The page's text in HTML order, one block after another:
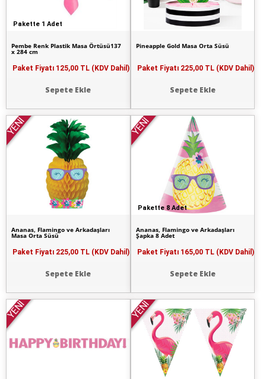
Pakette 1 Adet
Pembe Renk Plastik Masa Örtüsü137
x 284 cm
Paket Fiyatı 125,00 TL (KDV Dahil)
Sepete Ekle
Pineapple Gold Masa Orta Süsü
Paket Fiyatı 225,00 TL (KDV Dahil)
Sepete Ekle
YENİ
Ananas, Flamingo ve Arkadaşları
Masa Orta Süsü
Paket Fiyatı 225,00 TL (KDV Dahil)
Sepete Ekle
Pakette 8 Adet
YENİ
Ananas, Flamingo ve Arkadaşları
Şapka 8 Adet
Paket Fiyatı 165,00 TL (KDV Dahil)
Sepete Ekle
YENİ YENİ